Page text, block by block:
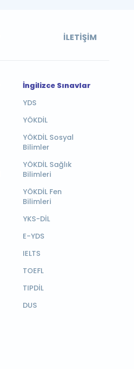
İLETIŞIM
İngilizce Sınavlar
YDS
YÖKDİL
YÖKDİL Sosyal
Bilimler
YÖKDİL Sağlık
Bilimleri
YÖKDİL Fen
Bilimleri
YKS-DİL
E-YDS
IELTS
TOEFL
TIPDİL
DUS